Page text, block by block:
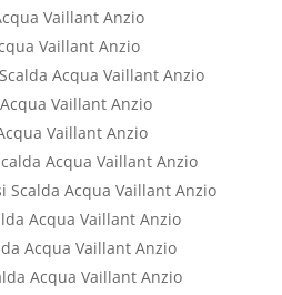
Vaillant Anzio
Vaillant Anzio
Acqua Vaillant Anzio
Vaillant Anzio
Vaillant Anzio
Acqua Vaillant Anzio
Scalda Acqua Vaillant Anzio
Acqua Vaillant Anzio
Acqua Vaillant Anzio
Acqua Vaillant Anzio